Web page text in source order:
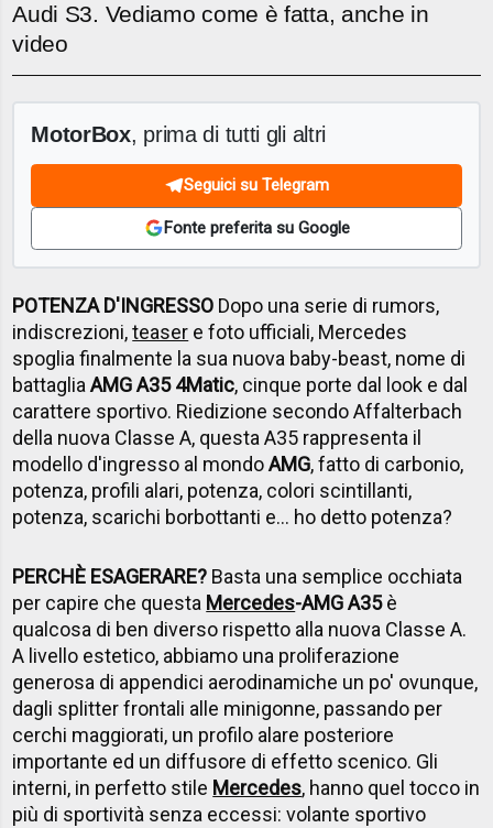
Audi S3. Vediamo come è fatta, anche in
video
MotorBox, prima di tutti gli altri
Seguici su Telegram
Fonte preferita su Google
POTENZA D'INGRESSO Dopo una serie di rumors,
indiscrezioni,teaser e foto ufficiali, Mercedes
spoglia finalmente la sua nuova baby-beast, nome di
battagliaAMG A35 4Matic, cinque porte dal look e dal
carattere sportivo. Riedizione secondo Affalterbach
della nuova Classe A, questa A35 rappresenta il
modello d'ingresso al mondoAMG, fatto di carbonio,
potenza, profili alari, potenza, colori scintillanti,
potenza, scarichi borbottanti e... ho detto potenza?
PERCHÈ ESAGERARE? Basta una semplice occhiata
per capire che questa Mercedes-AMG A35è
qualcosa di ben diverso rispetto alla nuova Classe A.
A livello estetico, abbiamo una proliferazione
generosa di appendici aerodinamiche un po' ovunque,
dagli splitter frontali alle minigonne, passando per
cerchi maggiorati, un profilo alare posteriore
importante ed un diffusore di effetto scenico. Gli
interni, in perfetto stile Mercedes, hanno quel tocco in
più di sportività senza eccessi: volante sportivo